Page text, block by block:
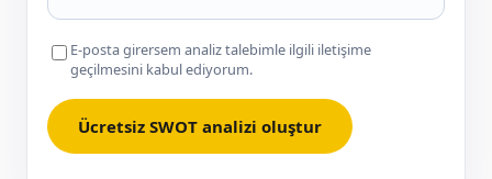
E-posta girersem analiz talebimle ilgili iletişime
geçilmesini kabul ediyorum.
Ücretsiz SWOT analizi oluştur